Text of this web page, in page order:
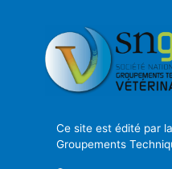
Ce site est édité par
Groupements